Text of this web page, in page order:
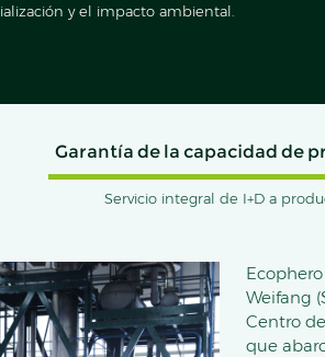
y el impacto ambiental.
Garantía de la capacidad de
Servicio integral de I+D a
Weifang
Centro
que